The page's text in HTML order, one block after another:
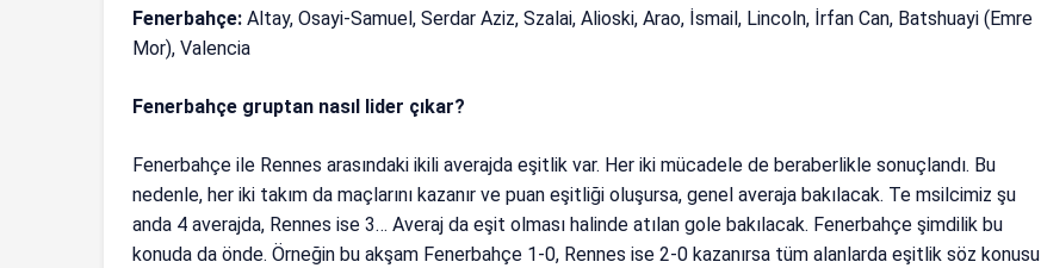
Fenerbahçe:Altay, Osayi-Samuel, Serdar Aziz, Szalai, Alioski, Arao, İsmail, Lincoln, İrfan Can, Batshuayi (Emre
Mor), Valencia
Fenerbahçe gruptan nasıl lider çıkar?
Fenerbahçe ile Rennes arasındaki ikili averajda eşitlik var. Her iki mücadele de beraberlikle sonuçlandı. Bu
nedenle, her iki takım da maçlarını kazanır ve puan eşitliği oluşursa, genel averaja bakılacak. Te msilcimiz şu
anda 4 averajda, Rennes ise 3… Averaj da eşit olması halinde atılan gole bakılacak. Fenerbahçe şimdilik bu
konuda da önde. Örneğin bu akşam Fenerbahçe 1-0, Rennes ise 2-0 kazanırsa tüm alanlarda eşitlik söz konusu